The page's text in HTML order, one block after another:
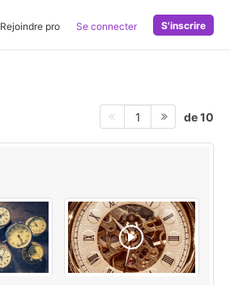
Rejoindre pro Se connecter S'inscrire
1 de 10